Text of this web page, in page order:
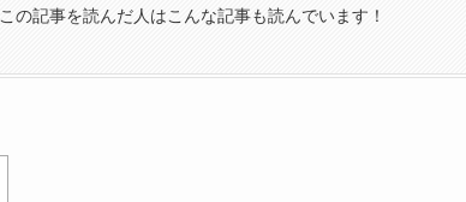
この記事を読んだ人はこんな記事も読んでいます！